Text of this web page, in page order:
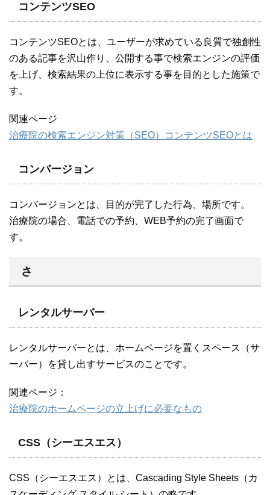
コンテンツSEO
コンテンツSEOとは、ユーザーが求めている良質で独創性
のある記事を沢山作り、公開する事で検索エンジンの評価
を上げ、検索結果の上位に表示する事を目的とした施策で
す。
関連ページ
治療院の検索エンジン対策（SEO）コンテンツSEOとは
コンバージョン
コンバージョンとは、目的が完了した行為、場所です。
治療院の場合、電話での予約、WEB予約の完了画面で
す。
さ
レンタルサーバー
レンタルサーバーとは、ホームページを置くスペース（サ
ーバー）を貸し出すサービスのことです。
関連ページ：
治療院のホームページの立上げに必要なもの
CSS（シーエスエス）
CSS（シーエスエス）とは、Cascading Style Sheets（カ